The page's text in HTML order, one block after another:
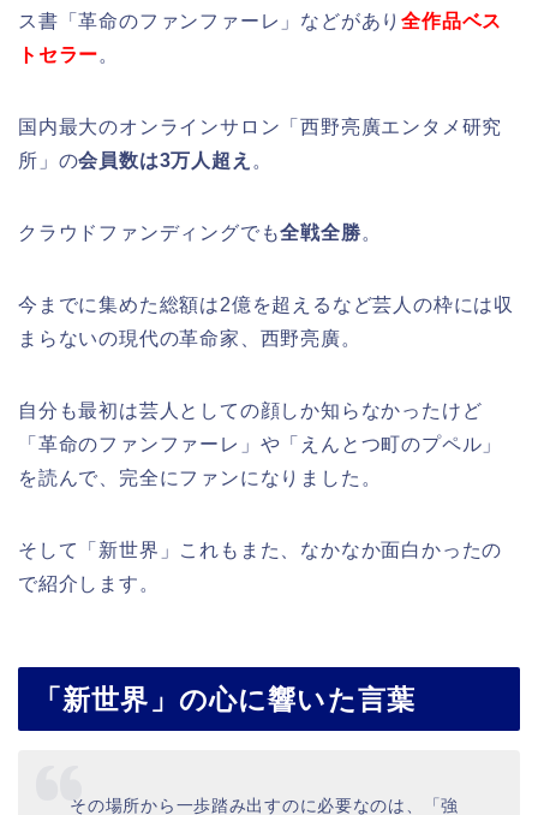
ス書「革命のファンファーレ」などがあり全作品ベス
トセラー。
国内最大のオンラインサロン「西野亮廣エンタメ研究
所」の会員数は3万人超え 。
クラウドファンディングでも全戦全勝。
今までに集めた総額は2億を超えるなど芸人の枠には収
まらないの現代の革命家、西野亮廣。
自分も最初は芸人としての顔しか知らなかったけど
「革命のファンファーレ」や「えんとつ町のプペル」
を読んで、完全にファンになりました。
そして「新世界」これもまた、なかなか面白かったの
で紹介します。
「新世界」の心に響いた言葉
その場所から一歩踏み出すのに必要なのは、「強